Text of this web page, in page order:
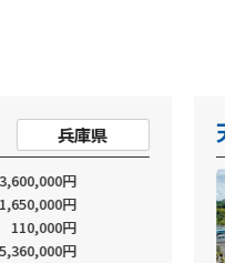
兵庫県
3,600,000円
1,650,000円
110,000円
5,360,000円